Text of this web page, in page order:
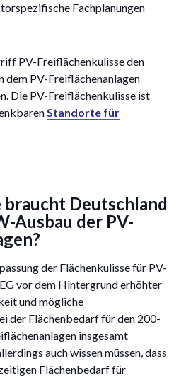
Fachplanungen
PV-Freiflächenkulisse den
dem PV-Freiflächenanlagen
Die PV-Freiflächenkulisse ist
Standorte für
braucht Deutschland
Ausbau der PV-
der Flächenkulisse für PV-
vor dem Hintergrund erhöhter
und mögliche
der Flächenbedarf für den 200-
insgesamt
auch wissen müssen, dass
Flächenbedarf für